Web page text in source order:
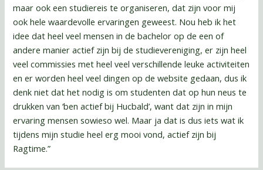
maar ook een studiereis te organiseren, dat zijn voor mij
ook hele waardevolle ervaringen geweest. Nou heb ik het
idee dat heel veel mensen in de bachelor op de een of
andere manier actief zijn bij de studievereniging, er zijn heel
veel commissies met heel veel verschillende leuke activiteiten
en er worden heel veel dingen op de website gedaan, dus ik
denk niet dat het nodig is om studenten dat op hun neus te
drukken van ‘ben actief bij Hucbald’, want dat zijn in mijn
ervaring mensen sowieso wel. Maar ja dat is dus iets wat ik
tijdens mijn studie heel erg mooi vond, actief zijn bij
Ragtime.”